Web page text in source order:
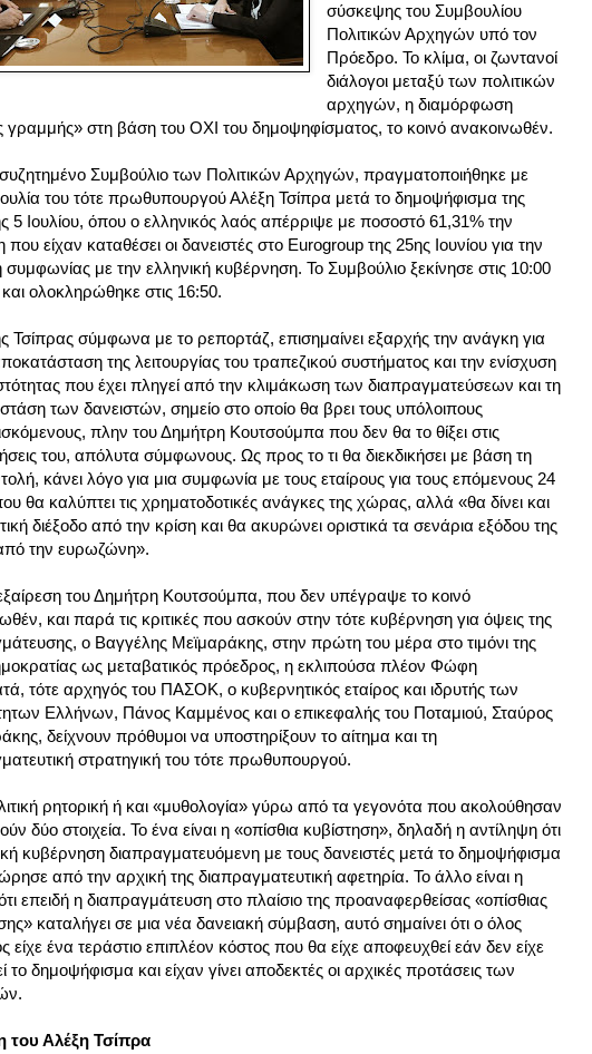
σύσκεψης του Συμβουλίου
Πολιτικών Αρχηγών υπό τον
Πρόεδρο. Το κλίμα, οι ζωντανοί
διάλογοι μεταξύ των πολιτικών
αρχηγών, η διαμόρφωση
γραμμής» στη βάση του ΟΧΙ του δημοψηφίσματος, το κοινό ανακοινωθέν.
Συμβούλιο των Πολιτικών Αρχηγών, πραγματοποιήθηκε με
του τότε πρωθυπουργού Αλέξη Τσίπρα μετά το δημοψήφισμα της
5 Ιουλίου, όπου ο ελληνικός λαός απέρριψε με ποσοστό 61,31% την
είχαν καταθέσει οι δανειστές στο Eurogroup της 25ης Ιουνίου για την
συμφωνίας με την ελληνική κυβέρνηση. Το Συμβούλιο ξεκίνησε στις 10:00
ολοκληρώθηκε στις 16:50.
Τσίπρας σύμφωνα με το ρεπορτάζ, επισημαίνει εξαρχής την ανάγκη για
της λειτουργίας του τραπεζικού συστήματος και την ενίσχυση
που έχει πληγεί από την κλιμάκωση των διαπραγματεύσεων και τη
των δανειστών, σημείο στο οποίο θα βρει τους υπόλοιπους
πλην του Δημήτρη Κουτσούμπα που δεν θα το θίξει στις
του, απόλυτα σύμφωνους. Ως προς το τι θα διεκδικήσει με βάση τη
κάνει λόγο για μια συμφωνία με τους εταίρους για τους επόμενους 24
θα καλύπτει τις χρηματοδοτικές ανάγκες της χώρας, αλλά «θα δίνει και
διέξοδο από την κρίση και θα ακυρώνει οριστικά τα σενάρια εξόδου της
την ευρωζώνη».
του Δημήτρη Κουτσούμπα, που δεν υπέγραψε το κοινό
και παρά τις κριτικές που ασκούν στην τότε κυβέρνηση για όψεις της
ο Βαγγέλης Μεϊμαράκης, στην πρώτη του μέρα στο τιμόνι της
ως μεταβατικός πρόεδρος, η εκλιπούσα πλέον Φώφη
τότε αρχηγός του ΠΑΣΟΚ, ο κυβερνητικός εταίρος και ιδρυτής των
Ελλήνων, Πάνος Καμμένος και ο επικεφαλής του Ποταμιού, Σταύρος
δείχνουν πρόθυμοι να υποστηρίξουν το αίτημα και τη
στρατηγική του τότε πρωθυπουργού.
ρητορική ή και «μυθολογία» γύρω από τα γεγονότα που ακολούθησαν
δύο στοιχεία. Το ένα είναι η «οπίσθια κυβίστηση», δηλαδή η αντίληψη ότι
κυβέρνηση διαπραγματευόμενη με τους δανειστές μετά το δημοψήφισμα
από την αρχική της διαπραγματευτική αφετηρία. Το άλλο είναι η
επειδή η διαπραγμάτευση στο πλαίσιο της προαναφερθείσας «οπίσθιας
καταλήγει σε μια νέα δανειακή σύμβαση, αυτό σημαίνει ότι ο όλος
είχε ένα τεράστιο επιπλέον κόστος που θα είχε αποφευχθεί εάν δεν είχε
το δημοψήφισμα και είχαν γίνει αποδεκτές οι αρχικές προτάσεις των
του Αλέξη Τσίπρα